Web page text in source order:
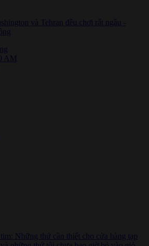
và Tehran đều chơi rất ngầu -
AM
Những thứ cần thiết cho cửa hàng tạp